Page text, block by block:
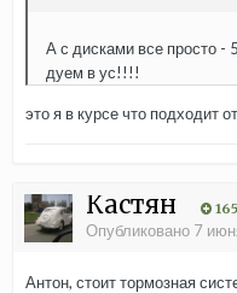
А с дисками все просто -
дуем в ус!!!!
это я в курсе что подходит
Кастян 165
Опубликовано 7
Антон, стоит тормозная